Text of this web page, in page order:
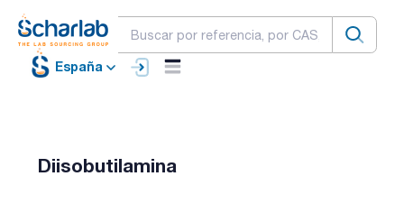
España
Diisobutilamina